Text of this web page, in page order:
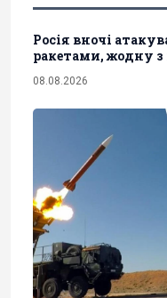
Росія вночі
ракетами, жодну
08.08.2026